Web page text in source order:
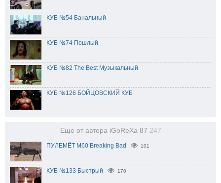
КУБ №54 Банальный
КУБ №74 Пошлый
КУБ №82 The Best Музыкальный
КУБ №126 БОЙЦОВСКИЙ КУБ
Еще от автора iGoReXa 87 247
ПУЛЕМЁТ M60 Breaking Bad 101
КУБ №133 Быстрый 170